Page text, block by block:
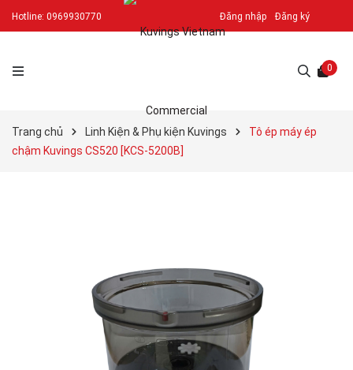
Hotline: 0969930770 Đăng nhập Đăng ký
0
Trang chủ Linh Kiện & Phụ kiện Kuvings
Tô ép máy ép
chậm Kuvings CS520 [KCS-5200B]